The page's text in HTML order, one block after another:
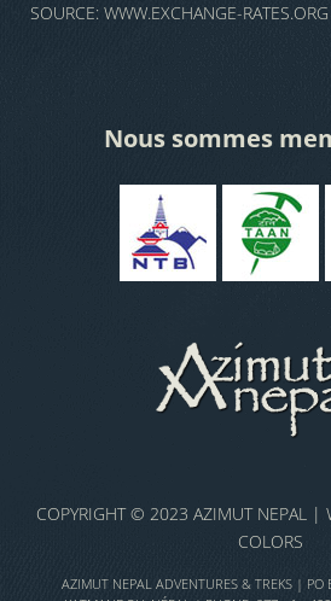
SOURCE: WWW.EXCHANGE-RATES.ORG
Nous sommes
COPYRIGHT © 2023 AZIMUT NEPAL |
COLORS
AZIMUT NEPAL ADVENTURES & TREKS |